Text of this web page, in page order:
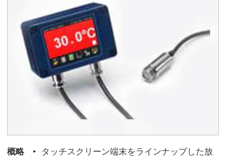
概略
タッチスクリーン端末をラインナップした放